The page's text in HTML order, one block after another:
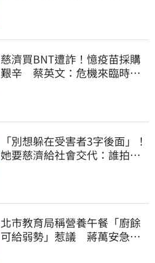
慈濟買BNT遭詐！憶疫苗採購
艱辛 蔡英文：危機來臨時務
「別想躲在受害者3字後面」！
她要慈濟給社會交代：誰拍板
北市教育局稱營養午餐「廚餘
可給弱勢」惹議 蔣萬安急